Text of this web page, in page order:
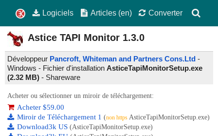
Logiciels Articles (en) Converter
Astice TAPI Monitor 1.3.0
Développeur Pancroft, Whiteman and Partners Cons.Ltd -
Windows - Fichier d'installation AsticeTapiMonitorSetup.exe
(2.32 MB) - Shareware
Acheter ou sélectionner un miroir de téléchargement:
Acheter $59.00
Miroir de Téléchargement 1 (non https AsticeTapiMonitorSetup.exe)
Download3k US (AsticeTapiMonitorSetup.exe)